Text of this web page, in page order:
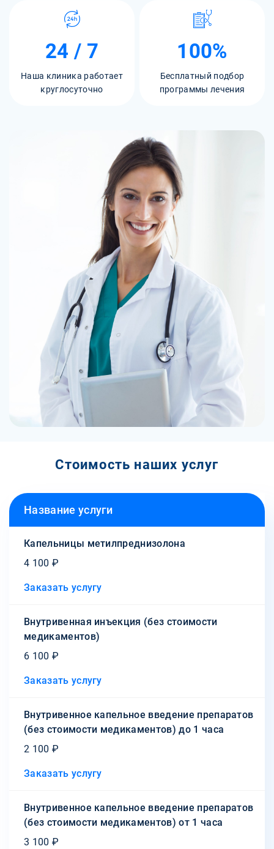
24 / 7
Наша клиника работает
круглосуточно
100%
Бесплатный подбор
программы лечения
Стоимость наших услуг
Название услуги
Капельницы метилпреднизолона
4 100 ₽
Заказать услугу
Внутривенная инъекция (без стоимости
медикаментов)
6 100 ₽
Заказать услугу
Внутривенное капельное введение препаратов
(без стоимости медикаментов) до 1 часа
2 100 ₽
Заказать услугу
Внутривенное капельное введение препаратов
(без стоимости медикаментов) от 1 часа
3 100 ₽